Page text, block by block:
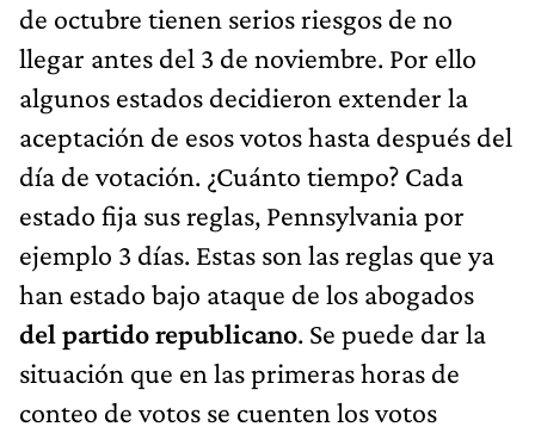
de octubre tienen serios riesgos de no
llegar antes del 3 de noviembre. Por ello
algunos estados decidieron extender la
aceptación de esos votos hasta después del
día de votación. ¿Cuánto tiempo? Cada
estado fija sus reglas, Pennsylvania por
ejemplo 3 días. Estas son las reglas que ya
han estado bajo ataque de los abogados
del partido republicano. Se puede dar la
situación que en las primeras horas de
conteo de votos se cuenten los votos